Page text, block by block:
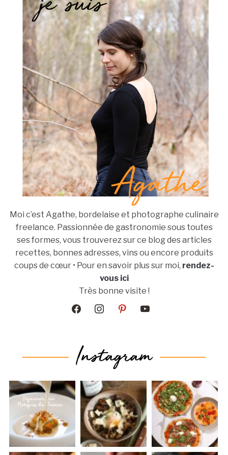
Moi c’est Agathe, bordelaise et photographe culinaire
freelance. Passionnée de gastronomie sous toutes
ses formes, vous trouverez sur ce blog des articles
recettes, bonnes adresses, vins ou encore produits
coups de cœur • Pour en savoir plus sur moi, rendez-
vous ici
Très bonne visite !
facebookinstagrampinterestyoutube